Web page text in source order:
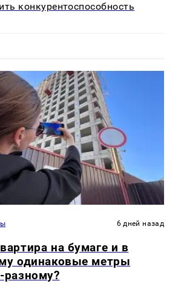
конкурентоспособность
6 дней назад
на бумаге и в
одинаковые метры
разному?